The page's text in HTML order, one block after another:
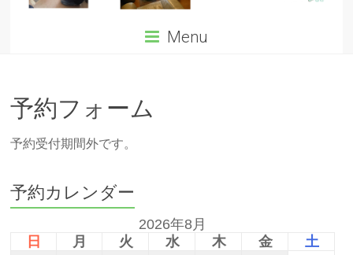
Menu
予約フォーム
予約受付期間外です。
予約カレンダー
2026年8月
日
月 火 水 木 金 土